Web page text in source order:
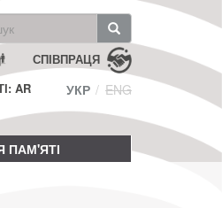
СПІВПРАЦЯ
AR
УКР ENG
ПАМ'ЯТІ